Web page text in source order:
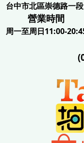
台中市北區崇德路一
營業時間
周一至周日11:00-